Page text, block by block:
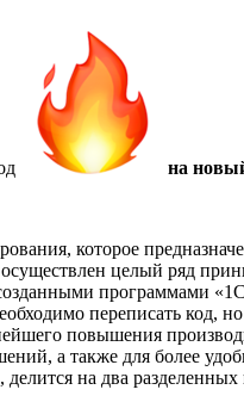
на
которое
целый ряд
программами
переписать
повышения
а также для более
на два